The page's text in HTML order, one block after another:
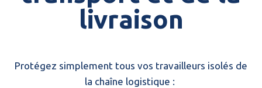
livraison
Protégez simplement tous vos travailleurs isolés de
la chaîne logistique :